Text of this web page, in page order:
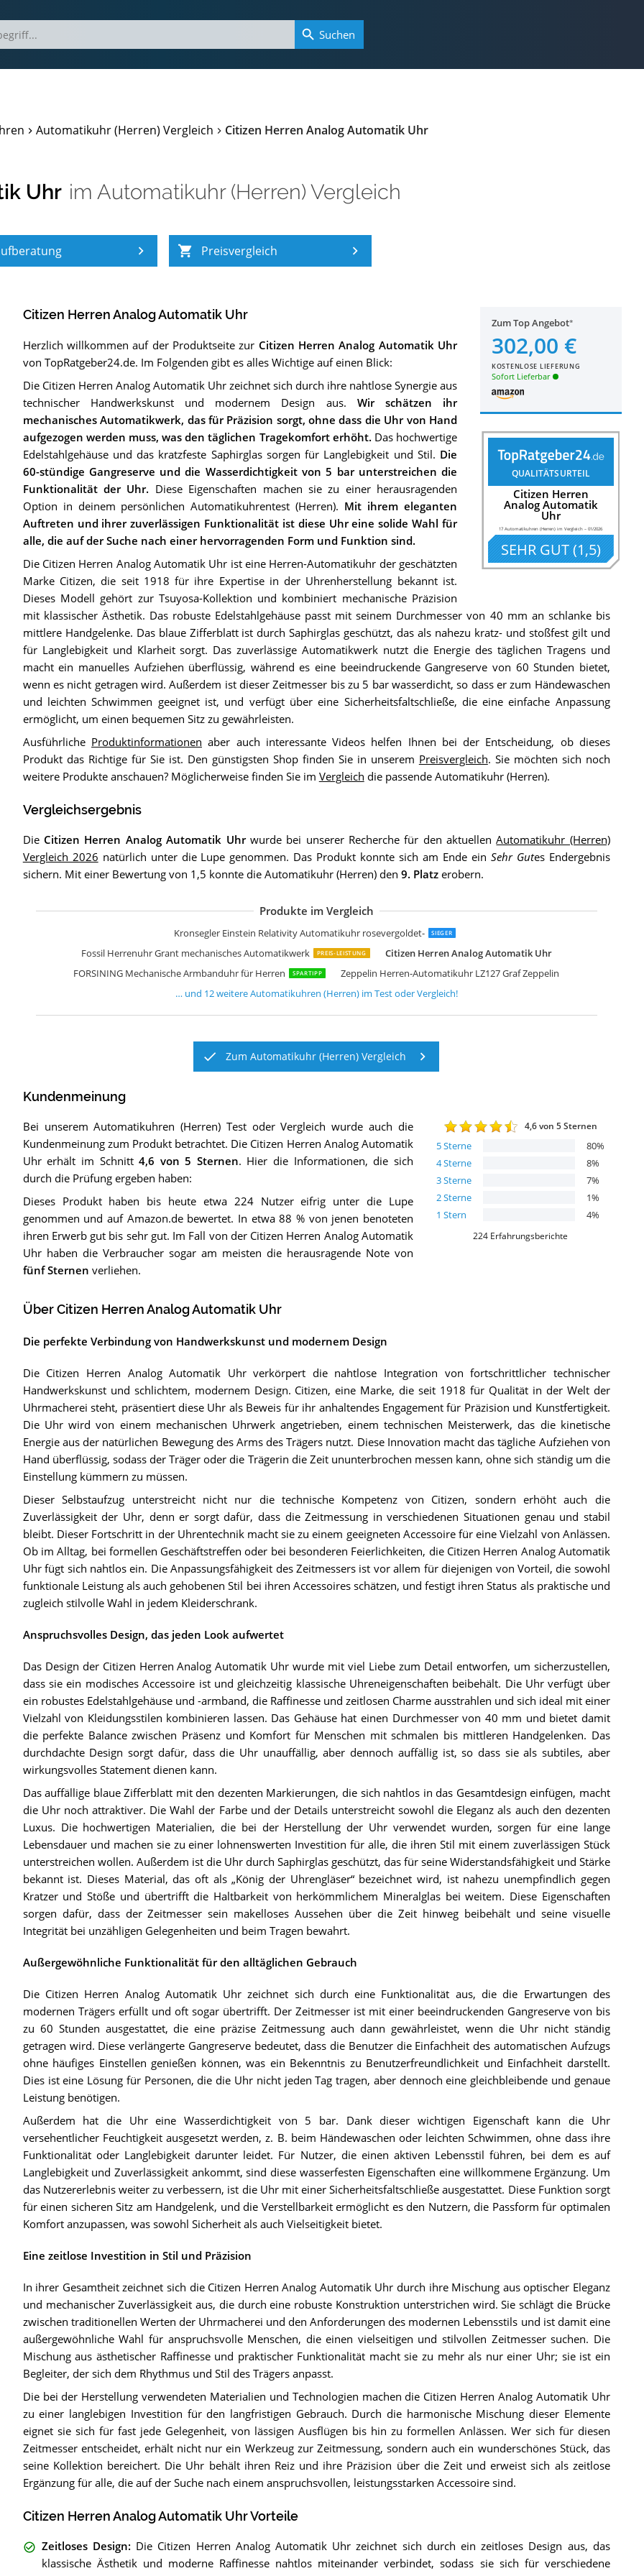
Automatikuhr (Herren) Vergleich Citizen Herren Analog Automatik Uhr
Uhr im Automatikuhr (Herren) Vergleich
Preisvergleich
Zum Top Angebot
302,00 €
KOSTENLOSE LIEFERUNG
Sofort Lieferbar
QUALITÄTSURTEIL
Citizen Herren
Analog Automatik
Uhr
17 Automatikuhren (Herren) im Vergleich –01/2026
SEHR GUT(1,5)
Citizen Herren Analog Automatik Uhr
Herzlich willkommen auf der Produktseite zur Citizen Herren Analog Automatik Uhr
von TopRatgeber24.de. Im Folgenden gibt es alles Wichtige auf einen Blick:
Die Citizen Herren Analog Automatik Uhr zeichnet sich durch ihre nahtlose Synergie aus
technischer Handwerkskunst und modernem Design aus. Wir schätzen ihr
mechanisches Automatikwerk, das für Präzision sorgt, ohne dass die Uhr von Hand
aufgezogen werden muss, was den täglichen Tragekomfort erhöht. Das hochwertige
Edelstahlgehäuse und das kratzfeste Saphirglas sorgen für Langlebigkeit und Stil. Die
60-stündige Gangreserve und die Wasserdichtigkeit von 5 bar unterstreichen die
Funktionalität der Uhr. Diese Eigenschaften machen sie zu einer herausragenden
Option in deinem persönlichen Automatikuhrentest (Herren). Mit ihrem eleganten
Auftreten und ihrer zuverlässigen Funktionalität ist diese Uhr eine solide Wahl für
alle, die auf der Suche nach einer hervorragenden Form und Funktion sind.
Die Citizen Herren Analog Automatik Uhr ist eine Herren-Automatikuhr der geschätzten
Marke Citizen, die seit 1918 für ihre Expertise in der Uhrenherstellung bekannt ist.
Dieses Modell gehört zur Tsuyosa-Kollektion und kombiniert mechanische Präzision
mit klassischer Ästhetik. Das robuste Edelstahlgehäuse passt mit seinem Durchmesser von 40 mm an schlanke bis
mittlere Handgelenke. Das blaue Zifferblatt ist durch Saphirglas geschützt, das als nahezu kratz- und stoßfest gilt und
für Langlebigkeit und Klarheit sorgt. Das zuverlässige Automatikwerk nutzt die Energie des täglichen Tragens und
macht ein manuelles Aufziehen überflüssig, während es eine beeindruckende Gangreserve von 60 Stunden bietet,
wenn es nicht getragen wird. Außerdem ist dieser Zeitmesser bis zu 5 bar wasserdicht, so dass er zum Händewaschen
und leichten Schwimmen geeignet ist, und verfügt über eine Sicherheitsfaltschließe, die eine einfache Anpassung
ermöglicht, um einen bequemen Sitz zu gewährleisten.
Ausführliche Produktinformationen aber auch interessante Videos helfen Ihnen bei der Entscheidung, ob dieses
Produkt das Richtige für Sie ist. Den günstigsten Shop finden Sie in unserem Preisvergleich. Sie möchten sich noch
weitere Produkte anschauen? Möglicherweise finden Sie im Vergleich die passende Automatikuhr (Herren).
Vergleichsergebnis
Die Citizen Herren Analog Automatik Uhrwurde bei unserer Recherche für den aktuellenAutomatikuhr (Herren)
Vergleich 2026 natürlich unter die Lupe genommen. Das Produkt konnte sich am Ende ein Sehr Gutes Endergebnis
sichern. Mit einer Bewertung von 1,5 konnte die Automatikuhr (Herren) den 9. Platzerobern.
Produkte im Vergleich
Kronsegler Einstein Relativity Automatikuhr rosevergoldet- SIEGER
Fossil Herrenuhr Grant mechanisches Automatikwerk PREIS-LEISTUNG
Citizen Herren Analog Automatik Uhr
FORSINING Mechanische Armbanduhr für Herren
SPARTIPP Zeppelin Herren-Automatikuhr LZ127 Graf Zeppelin
Mido Multifort Herrenuhr-Automatik
Citizen Herren Automatisch Analog Armbanduhr Tsuyosa
Fossil Townsman uhr für Herren
Citizen NH9131-73L
Seiko Herren-Uhr Automatik Edelstahl
Fossil Herren Analog Automatik Uhr
Fossil Herren-Uhr
Invicta Pro Diver Edelstahl Herren Automatikuhr
BERNY Klassische Automatikuhr
BENYAR Uhren Herren Uhr Automatik
Lorus Herren-Uhr Automatik Edelstahl
Alienwork IK Automatikuhr Armbanduhr
… und 12weitereAutomatikuhren (Herren)im Test oder Vergleich!
Zum Automatikuhr (Herren) Vergleich
Kundenmeinung
4,6von 5 Sternen
5Sterne 80%
4Sterne 8%
3Sterne 7%
2Sterne 1%
1 Stern 4%
224 Erfahrungsberichte
Bei unseremAutomatikuhren (Herren) Test oder Vergleich wurde auch die
Kundenmeinung zum Produkt betrachtet. Die Citizen Herren Analog Automatik
Uhrerhält im Schnitt4,6 von 5 Sternen. Hier die Informationen, die sich
durch die Prüfung ergeben haben:
Dieses Produkt haben bis heute etwa 224 Nutzer eifrig unter die Lupe
genommen und auf Amazon.de bewertet. In etwa 88 % von jenen benoteten
ihren Erwerb gut bis sehr gut. Im Fall von der Citizen Herren Analog Automatik
Uhr haben die Verbraucher sogar am meisten die herausragende Note von
fünf Sternen verliehen.
Über Citizen Herren Analog Automatik Uhr
Die perfekte Verbindung von Handwerkskunst und modernem Design
Die Citizen Herren Analog Automatik Uhr verkörpert die nahtlose Integration von fortschrittlicher technischer
Handwerkskunst und schlichtem, modernem Design. Citizen, eine Marke, die seit 1918 für Qualität in der Welt der
Uhrmacherei steht, präsentiert diese Uhr als Beweis für ihr anhaltendes Engagement für Präzision und Kunstfertigkeit.
Die Uhr wird von einem mechanischen Uhrwerk angetrieben, einem technischen Meisterwerk, das die kinetische
Energie aus der natürlichen Bewegung des Arms des Trägers nutzt. Diese Innovation macht das tägliche Aufziehen von
Hand überflüssig, sodass der Träger oder die Trägerin die Zeit ununterbrochen messen kann, ohne sich ständig um die
Einstellung kümmern zu müssen.
Dieser Selbstaufzug unterstreicht nicht nur die technische Kompetenz von Citizen, sondern erhöht auch die
Zuverlässigkeit der Uhr, denn er sorgt dafür, dass die Zeitmessung in verschiedenen Situationen genau und stabil
bleibt. Dieser Fortschritt in der Uhrentechnik macht sie zu einem geeigneten Accessoire für eine Vielzahl von Anlässen.
Ob im Alltag, bei formellen Geschäftstreffen oder bei besonderen Feierlichkeiten, die Citizen Herren Analog Automatik
Uhr fügt sich nahtlos ein. Die Anpassungsfähigkeit des Zeitmessers ist vor allem für diejenigen von Vorteil, die sowohl
funktionale Leistung als auch gehobenen Stil bei ihren Accessoires schätzen, und festigt ihren Status als praktische und
zugleich stilvolle Wahl in jedem Kleiderschrank.
Anspruchsvolles Design, das jeden Look aufwertet
Das Design der Citizen Herren Analog Automatik Uhr wurde mit viel Liebe zum Detail entworfen, um sicherzustellen,
dass sie ein modisches Accessoire ist und gleichzeitig klassische Uhreneigenschaften beibehält. Die Uhr verfügt über
ein robustes Edelstahlgehäuse und -armband, die Raffinesse und zeitlosen Charme ausstrahlen und sich ideal mit einer
Vielzahl von Kleidungsstilen kombinieren lassen. Das Gehäuse hat einen Durchmesser von 40 mm und bietet damit
die perfekte Balance zwischen Präsenz und Komfort für Menschen mit schmalen bis mittleren Handgelenken. Das
durchdachte Design sorgt dafür, dass die Uhr unauffällig, aber dennoch auffällig ist, so dass sie als subtiles, aber
wirkungsvolles Statement dienen kann.
Das auffällige blaue Zifferblatt mit den dezenten Markierungen, die sich nahtlos in das Gesamtdesign einfügen, macht
die Uhr noch attraktiver. Die Wahl der Farbe und der Details unterstreicht sowohl die Eleganz als auch den dezenten
Luxus. Die hochwertigen Materialien, die bei der Herstellung der Uhr verwendet wurden, sorgen für eine lange
Lebensdauer und machen sie zu einer lohnenswerten Investition für alle, die ihren Stil mit einem zuverlässigen Stück
unterstreichen wollen. Außerdem ist die Uhr durch Saphirglas geschützt, das für seine Widerstandsfähigkeit und Stärke
bekannt ist. Dieses Material, das oft als „König der Uhrengläser“ bezeichnet wird, ist nahezu unempfindlich gegen
Kratzer und Stöße und übertrifft die Haltbarkeit von herkömmlichem Mineralglas bei weitem. Diese Eigenschaften
sorgen dafür, dass der Zeitmesser sein makelloses Aussehen über die Zeit hinweg beibehält und seine visuelle
Integrität bei unzähligen Gelegenheiten und beim Tragen bewahrt.
Außergewöhnliche Funktionalität für den alltäglichen Gebrauch
Die Citizen Herren Analog Automatik Uhr zeichnet sich durch eine Funktionalität aus, die die Erwartungen des
modernen Trägers erfüllt und oft sogar übertrifft. Der Zeitmesser ist mit einer beeindruckenden Gangreserve von bis
zu 60 Stunden ausgestattet, die eine präzise Zeitmessung auch dann gewährleistet, wenn die Uhr nicht ständig
getragen wird. Diese verlängerte Gangreserve bedeutet, dass die Benutzer die Einfachheit des automatischen Aufzugs
ohne häufiges Einstellen genießen können, was ein Bekenntnis zu Benutzerfreundlichkeit und Einfachheit darstellt.
Dies ist eine Lösung für Personen, die die Uhr nicht jeden Tag tragen, aber dennoch eine gleichbleibende und genaue
Leistung benötigen.
Außerdem hat die Uhr eine Wasserdichtigkeit von 5 bar. Dank dieser wichtigen Eigenschaft kann die Uhr
versehentlicher Feuchtigkeit ausgesetzt werden, z. B. beim Händewaschen oder leichten Schwimmen, ohne dass ihre
Funktionalität oder Langlebigkeit darunter leidet. Für Nutzer, die einen aktiven Lebensstil führen, bei dem es auf
Langlebigkeit und Zuverlässigkeit ankommt, sind diese wasserfesten Eigenschaften eine willkommene Ergänzung. Um
das Nutzererlebnis weiter zu verbessern, ist die Uhr mit einer Sicherheitsfaltschließe ausgestattet. Diese Funktion sorgt
für einen sicheren Sitz am Handgelenk, und die Verstellbarkeit ermöglicht es den Nutzern, die Passform für optimalen
Komfort anzupassen, was sowohl Sicherheit als auch Vielseitigkeit bietet.
Eine zeitlose Investition in Stil und Präzision
In ihrer Gesamtheit zeichnet sich die Citizen Herren Analog Automatik Uhr durch ihre Mischung aus optischer Eleganz
und mechanischer Zuverlässigkeit aus, die durch eine robuste Konstruktion unterstrichen wird. Sie schlägt die Brücke
zwischen traditionellen Werten der Uhrmacherei und den Anforderungen des modernen Lebensstils und ist damit eine
außergewöhnliche Wahl für anspruchsvolle Menschen, die einen vielseitigen und stilvollen Zeitmesser suchen. Die
Mischung aus ästhetischer Raffinesse und praktischer Funktionalität macht sie zu mehr als nur einer Uhr; sie ist ein
Begleiter, der sich dem Rhythmus und Stil des Trägers anpasst.
Die bei der Herstellung verwendeten Materialien und Technologien machen die Citizen Herren Analog Automatik Uhr
zu einer langlebigen Investition für den langfristigen Gebrauch. Durch die harmonische Mischung dieser Elemente
eignet sie sich für fast jede Gelegenheit, von lässigen Ausflügen bis hin zu formellen Anlässen. Wer sich für diesen
Zeitmesser entscheidet, erhält nicht nur ein Werkzeug zur Zeitmessung, sondern auch ein wunderschönes Stück, das
seine Kollektion bereichert. Die Uhr behält ihren Reiz und ihre Präzision über die Zeit und erweist sich als zeitlose
Ergänzung für alle, die auf der Suche nach einem anspruchsvollen, leistungsstarken Accessoire sind.
Citizen Herren Analog Automatik Uhr Vorteile
Zeitloses Design: Die Citizen Herren Analog Automatik Uhr zeichnet sich durch ein zeitloses Design aus, das
klassische Ästhetik und moderne Raffinesse nahtlos miteinander verbindet, sodass sie sich für verschiedene
Suchen